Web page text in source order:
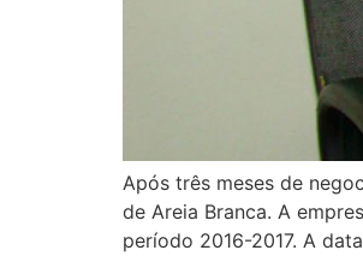
Após três meses de
de Areia Branca. A
período 2016-2017. A